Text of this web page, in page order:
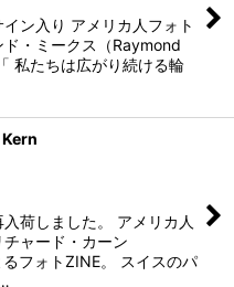
ン入り アメリカ人フォト
・ミークス（Raymond
私たちは広がり続ける輪
荷しました。 アメリカ人
ャード・カーン
るフォトZINE。 スイスのパ